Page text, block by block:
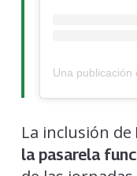
La inclusión de
la pasarela